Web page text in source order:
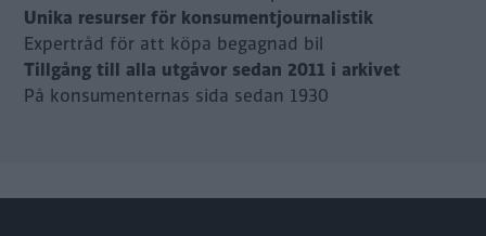
Unika resurser för konsumentjournalistik
Expertråd för att köpa begagnad bil
Tillgång till alla utgåvor sedan 2011 i arkivet
På konsumenternas sida sedan 1930